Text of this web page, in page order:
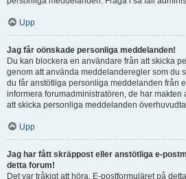
Upp
Jag får oönskade personliga meddelanden!
Du kan blockera en användare från att skicka
genom att använda meddelanderegler som du
du får anstötliga personliga meddelanden från
informera forumadministratören, de har makten
att skicka personliga meddelanden
Upp
Jag har fått skräppost eller anstötliga e-
detta forum!
Det var tråkigt att höra. E-postformuläret på